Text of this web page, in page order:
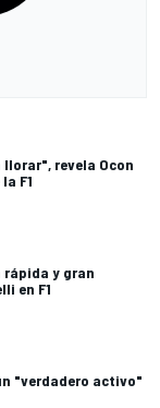
llorar", revela Ocon
F1
rápida y gran
en F1
"verdadero activo"